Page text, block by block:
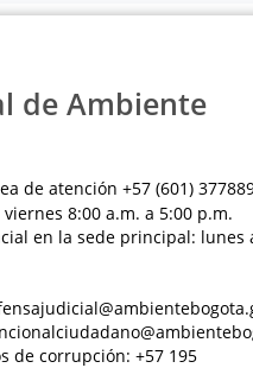
de Ambiente
de atención +57 (601)
8:00 a.m. a 5:00 p.m.
en la sede principal:
de corrupción: +57 195